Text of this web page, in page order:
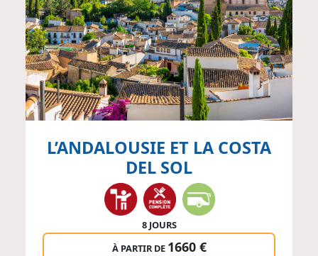
L’ANDALOUSIE ET LA COSTA
DEL SOL
8 JOURS
À PARTIR DE 1660 €